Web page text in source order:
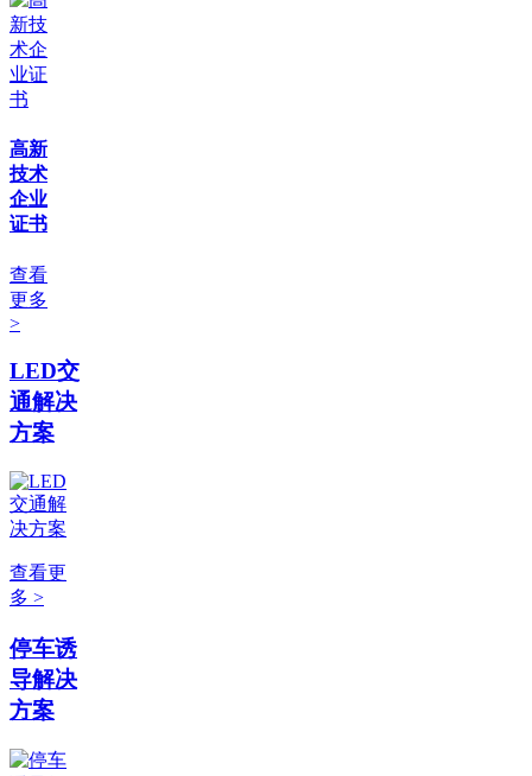
高新
技术
企业
证书
查看
更多
>
LED交
通解决
方案
查看更
多 >
停车诱
导解决
方案